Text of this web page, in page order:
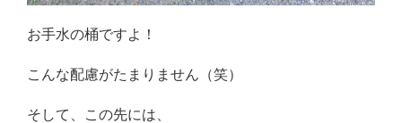
お手水の桶ですよ！
こんな配慮がたまりません（笑）
そして、この先には、